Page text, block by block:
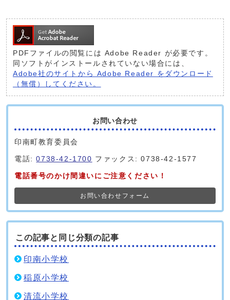
PDFファイルの閲覧には Adobe Reader が必要です。
同ソフトがインストールされていない場合には、
Adobe社のサイトから Adobe Reader をダウンロード
（無償）してください。
お問い合わせ
印南町教育委員会
電話:0738-42-1700 ファックス: 0738-42-1577
電話番号のかけ間違いにご注意ください！
お問い合わせフォーム
この記事と同じ分類の記事
印南小学校
稲原小学校
清流小学校